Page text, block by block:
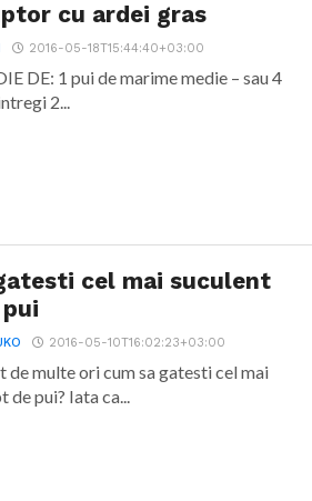
cu ardei gras
2016-05-18T15:44:40+03:00
DE: 1 pui de marime medie – sau 4
2...
cel mai suculent
2016-05-10T16:02:23+03:00
de multe ori cum sa gatesti cel mai
de pui? Iata ca...